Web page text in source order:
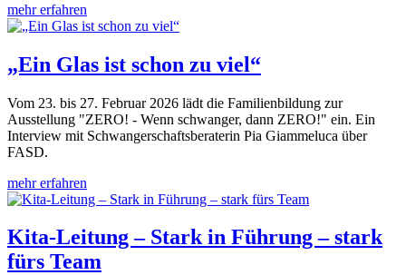
mehr erfahren
„Ein Glas ist schon zu viel“
Vom 23. bis 27. Februar 2026 lädt die Familienbildung zur
Ausstellung "ZERO! - Wenn schwanger, dann ZERO!" ein. Ein
Interview mit Schwangerschaftsberaterin Pia Giammeluca über
FASD.
mehr erfahren
Kita-Leitung – Stark in Führung – stark
fürs Team